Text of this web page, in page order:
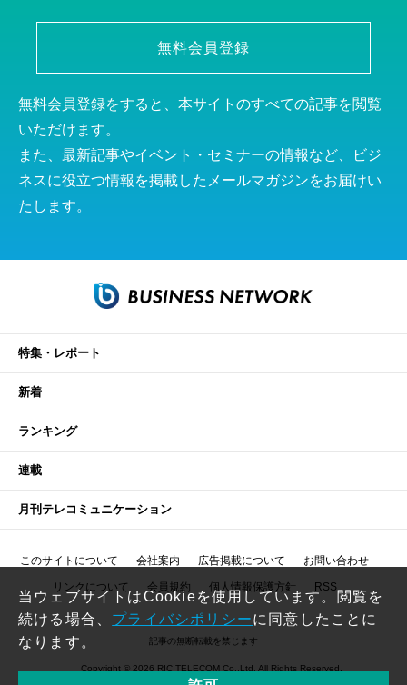
無料会員登録
無料会員登録をすると、本サイトのすべての記事を閲覧
いただけます。
また、最新記事やイベント・セミナーの情報など、ビジ
ネスに役立つ情報を掲載したメールマガジンをお届けい
たします。
特集・レポート
新着
ランキング
連載
月刊テレコミュニケーション
このサイトについて 会社案内 広告掲載について お問い合わせ
リンクについて 会員規約 個人情報保護方針 RSS
記事の無断転載を禁じます
Copyright © 2026 RIC TELECOM Co.,Ltd. All Rights Reserved.
当ウェブサイトはCookieを使用しています。閲覧を
続ける場合、 プライバシポリシーに同意したことに
なります。